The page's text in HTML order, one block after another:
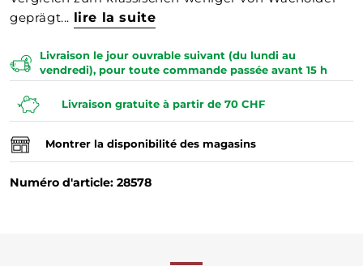
geprägt... lire la suite
Livraison le jour ouvrable suivant (du lundi au
vendredi), pour toute commande passée avant 15 h
Livraison gratuite à partir de 70 CHF
Montrer la disponibilité des magasins
Numéro d'article: 28578